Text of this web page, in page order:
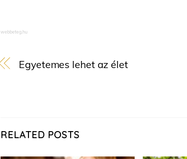
webbeteg.hu
Egyetemes lehet az élet
RELATED POSTS